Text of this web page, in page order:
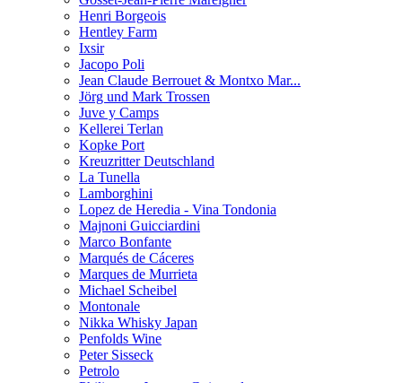
Henri Borgeois
Hentley Farm
Ixsir
Jacopo Poli
Jean Claude Berrouet & Montxo Mar...
Jörg und Mark Trossen
Juve y Camps
Kellerei Terlan
Kopke Port
Kreuzritter Deutschland
La Tunella
Lamborghini
Lopez de Heredia - Vina Tondonia
Majnoni Guicciardini
Marco Bonfante
Marqués de Cáceres
Marques de Murrieta
Michael Scheibel
Montonale
Nikka Whisky Japan
Penfolds Wine
Peter Sisseck
Petrolo